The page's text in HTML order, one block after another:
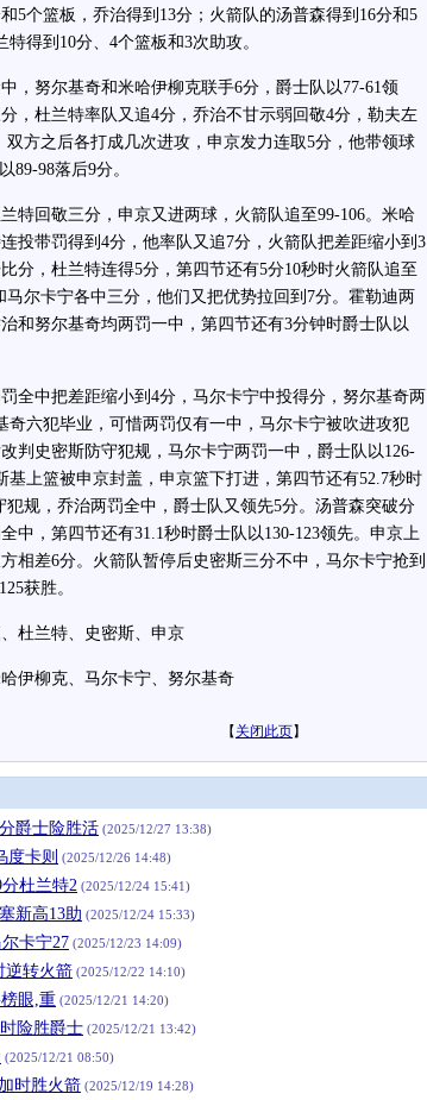
个篮板，乔治得到13分；火箭队的汤普森得到16分和5
得到10分、4个篮板和3次助攻。
努尔基奇和米哈伊柳克联手6分，爵士队以77-61领
，杜兰特率队又追4分，乔治不甘示弱回敬4分，勒夫左
双方之后各打成几次进攻，申京发力连取5分，他带领球
89-98落后9分。
回敬三分，申京又进两球，火箭队追至99-106。米哈
投带罚得到4分，他率队又追7分，火箭队把差距缩小到3
分，杜兰特连得5分，第四节还有5分10秒时火箭队追至
尔卡宁各中三分，他们又把优势拉回到7分。霍勒迪两
和努尔基奇均两罚一中，第四节还有3分钟时爵士队以
中把差距缩小到4分，马尔卡宁中投得分，努尔基奇两
奇六犯毕业，可惜两罚仅有一中，马尔卡宁被吹进攻犯
判史密斯防守犯规，马尔卡宁两罚一中，爵士队以126-
基上篮被申京封盖，申京篮下打进，第四节还有52.7秒时
犯规，乔治两罚全中，爵士队又领先5分。汤普森突破分
中，第四节还有31.1秒时爵士队以130-123领先。申京上
相差6分。火箭队暂停后史密斯三分不中，马尔卡宁抢到
获胜。
杜兰特、史密斯、申京
柳克、马尔卡宁、努尔基奇
【 关闭此页】
爵士险胜活 (2025/12/27 13:38)
度卡则 (2025/12/26 14:48)
杜兰特2 (2025/12/24 15:41)
新高13助 (2025/12/24 15:33)
卡宁27 (2025/12/23 14:09)
逆转火箭 (2025/12/22 14:10)
眼,重 (2025/12/21 14:20)
险胜爵士 (2025/12/21 13:42)
(2025/12/21 08:50)
时胜火箭 (2025/12/19 14:28)